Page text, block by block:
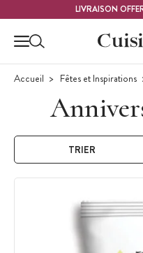
LIVRAISON
Accueil Fêtes et Inspirations
TRIER